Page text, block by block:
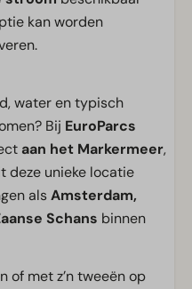
kan worden
water en typisch
Bij EuroParcs
aan het Markermeer,
deze unieke locatie
alsAmsterdam,
Schans binnen
of met z’n tweeën op